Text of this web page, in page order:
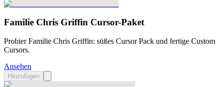
Familie Chris Griffin Cursor-Paket
Probier Familie Chris Griffin: süßes Cursor Pack und fertige Custom
Cursors.
Ansehen
Hinzufügen